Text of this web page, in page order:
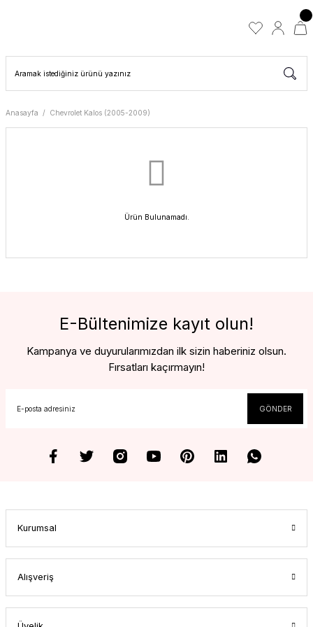
Anasayfa Chevrolet Kalos (2005-2009)
Ürün Bulunamadı.
E-Bültenimize kayıt olun!
Kampanya ve duyurularımızdan ilk sizin haberiniz olsun.
Fırsatları kaçırmayın!
GÖNDER
Kurumsal
Alışveriş